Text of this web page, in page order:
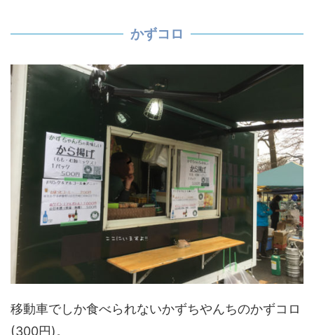
かずコロ
移動車でしか食べられないかずちやんちのかずコロ
(300円)。